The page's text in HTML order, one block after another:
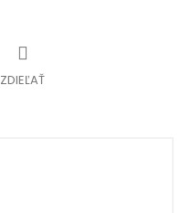
ZDIEĽAŤ